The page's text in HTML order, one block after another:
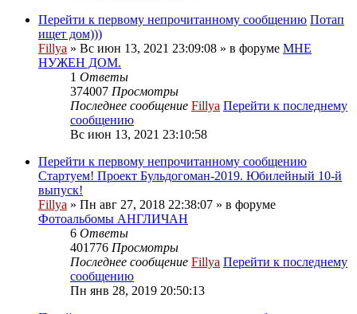
Перейти к первому непрочитанному сообщению Потап
ищет дом)))
Fillya » Вс июн 13, 2021 23:09:08 » в форуме МНЕ
НУЖЕН ДОМ.
1 Ответы
374007 Просмотры
Последнее сообщение Fillya Перейти к последнему
сообщению
Вс июн 13, 2021 23:10:58
Перейти к первому непрочитанному сообщению
Стартуем! Проект Бульдогоман-2019. Юбилейный 10-й
выпуск!
Fillya » Пн авг 27, 2018 22:38:07 » в форуме
Фотоальбомы АНГЛИЧАН
6 Ответы
401776 Просмотры
Последнее сообщение Fillya Перейти к последнему
сообщению
Пн янв 28, 2019 20:50:13